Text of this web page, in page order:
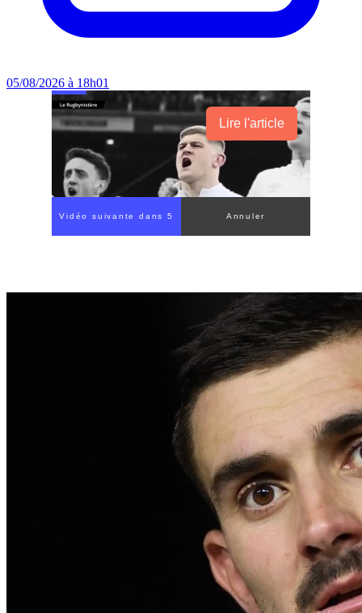
05/08/2026 à 18h01
Lire l'article
Vidéo suivante dans 3 Annuler